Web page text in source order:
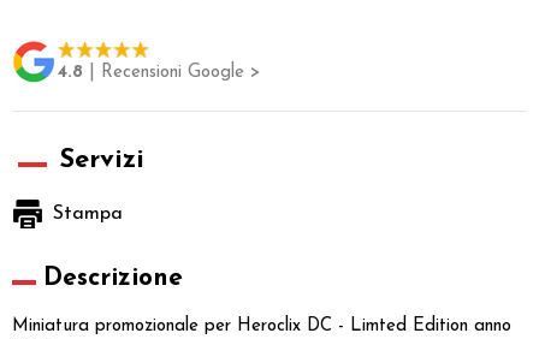
4.8 | Recensioni Google >
Servizi
Stampa
Descrizione
Miniatura promozionale per Heroclix DC - Limted Edition anno